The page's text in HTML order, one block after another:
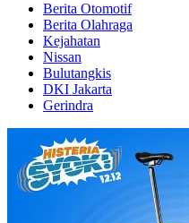
Berita Otomotif
Berita Olahraga
Kejahatan
Nissan
Bulutangkis
DKI Jakarta
Gerindra